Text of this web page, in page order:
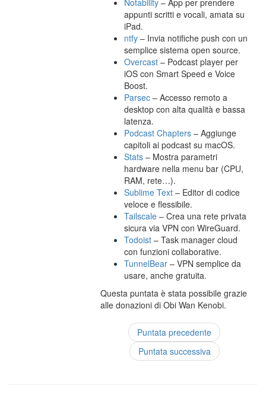
Notability – App per prendere
appunti scritti e vocali, amata su
iPad.
ntfy – Invia notifiche push con un
semplice sistema open source.
Overcast – Podcast player per
iOS con Smart Speed e Voice
Boost.
Parsec – Accesso remoto a
desktop con alta qualità e bassa
latenza.
Podcast Chapters – Aggiunge
capitoli ai podcast su macOS.
Stats – Mostra parametri
hardware nella menu bar (CPU,
RAM, rete…).
Sublime Text – Editor di codice
veloce e flessibile.
Tailscale – Crea una rete privata
sicura via VPN con WireGuard.
Todoist – Task manager cloud
con funzioni collaborative.
TunnelBear – VPN semplice da
usare, anche gratuita.
Questa puntata è stata possibile grazie
alle donazioni di Obi Wan Kenobi.
Puntata precedente
Puntata successiva